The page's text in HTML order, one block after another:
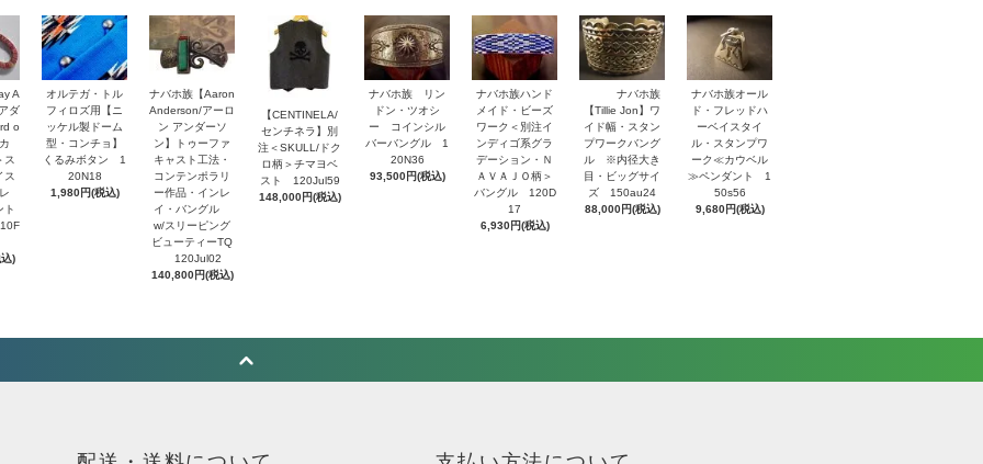
A
ダ
o
ス
ス
)
オルテガ・トル
フィロズ用【ニ
ッケル製ドーム
型・コンチョ】
くるみボタン 1
20N18
1,980円(税込)
ナバホ族【Aaron
Anderson/アーロ
ン アンダーソ
ン】トゥーファ
キャスト工法・
コンテンポラリ
ー作品・インレ
イ・バングル
w/スリーピング
ビューティーTQ
120Jul02
140,800円(税込)
【CENTINELA/
センチネラ】別
注＜SKULL/ドク
ロ柄＞チマヨベ
スト 120Jul59
148,000円(税込)
ナバホ族 リン
ドン・ツオシ
ー コインシル
バーバングル 1
20N36
93,500円(税込)
ナバホ族ハンド
メイド・ビーズ
ワーク＜別注イ
ンディゴ系グラ
デーション・Ｎ
ＡＶＡＪＯ柄＞
バングル 120D
17
6,930円(税込)
ナバホ族
【Tillie Jon】ワ
イド幅・スタン
プワークバング
ル ※内径大き
目・ビッグサイ
ズ 150au24
88,000円(税込)
ナバホ族オール
ド・フレッドハ
ーベイスタイ
ル・スタンプワ
ーク≪カウベル
≫ペンダント 1
50s56
9,680円(税込)